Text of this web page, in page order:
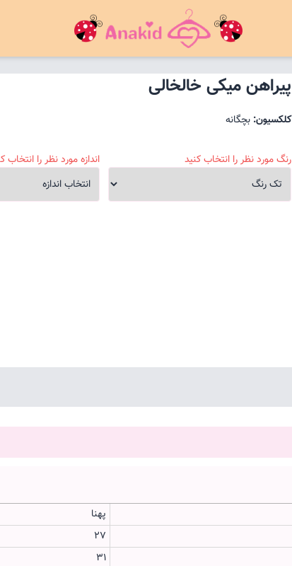
پیراهن میکی خالخالی
کلکسیون: بچگانه
رنگ مورد نظر را انتخاب کنید اندازه مورد نظر را انتخاب
پهنا
۲۷
۳۱